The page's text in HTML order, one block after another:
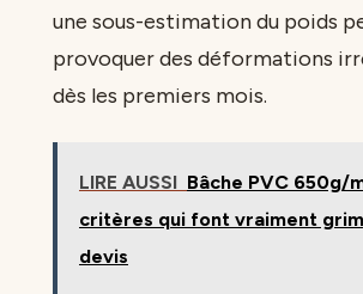
une sous-estimation du poids
provoquer des déformations
dès les premiers mois.
LIRE AUSSI Bâche PVC 650g/
critères qui font vraiment
devis